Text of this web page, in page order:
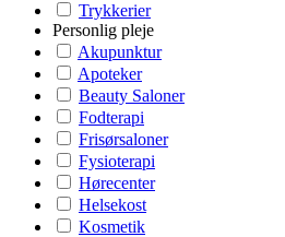
Trykkerier
Personlig pleje
Akupunktur
Apoteker
Beauty Saloner
Fodterapi
Frisørsaloner
Fysioterapi
Hørecenter
Helsekost
Kosmetik